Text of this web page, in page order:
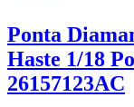
Ponta
Haste 1/18
26157123AC